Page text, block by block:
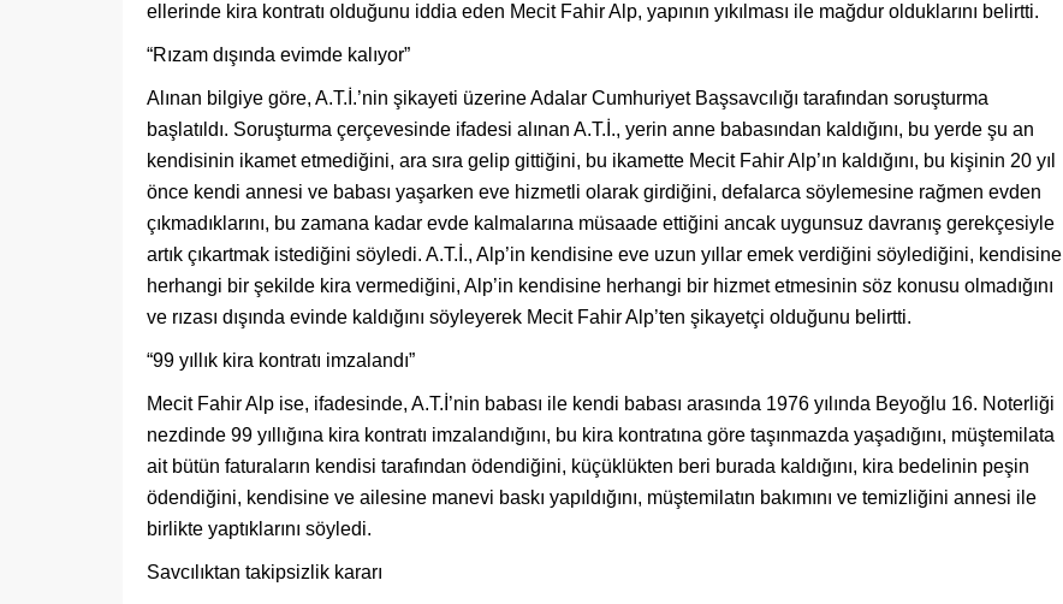
ellerinde kira kontratı olduğunu iddia eden Mecit Fahir Alp, yapının yıkılması ile mağdur olduklarını belirtti.
“Rızam dışında evimde kalıyor”
Alınan bilgiye göre, A.T.İ.’nin şikayeti üzerine Adalar Cumhuriyet Başsavcılığı tarafından soruşturma
başlatıldı. Soruşturma çerçevesinde ifadesi alınan A.T.İ., yerin anne babasından kaldığını, bu yerde şu an
kendisinin ikamet etmediğini, ara sıra gelip gittiğini, bu ikamette Mecit Fahir Alp’ın kaldığını, bu kişinin 20 yıl
önce kendi annesi ve babası yaşarken eve hizmetli olarak girdiğini, defalarca söylemesine rağmen evden
çıkmadıklarını, bu zamana kadar evde kalmalarına müsaade ettiğini ancak uygunsuz davranış gerekçesiyle
artık çıkartmak istediğini söyledi. A.T.İ., Alp’in kendisine eve uzun yıllar emek verdiğini söylediğini, kendisine
herhangi bir şekilde kira vermediğini, Alp’in kendisine herhangi bir hizmet etmesinin söz konusu olmadığını
ve rızası dışında evinde kaldığını söyleyerek Mecit Fahir Alp’ten şikayetçi olduğunu belirtti.
“99 yıllık kira kontratı imzalandı”
Mecit Fahir Alp ise, ifadesinde, A.T.İ’nin babası ile kendi babası arasında 1976 yılında Beyoğlu 16. Noterliği
nezdinde 99 yıllığına kira kontratı imzalandığını, bu kira kontratına göre taşınmazda yaşadığını, müştemilata
ait bütün faturaların kendisi tarafından ödendiğini, küçüklükten beri burada kaldığını, kira bedelinin peşin
ödendiğini, kendisine ve ailesine manevi baskı yapıldığını, müştemilatın bakımını ve temizliğini annesi ile
birlikte yaptıklarını söyledi.
Savcılıktan takipsizlik kararı